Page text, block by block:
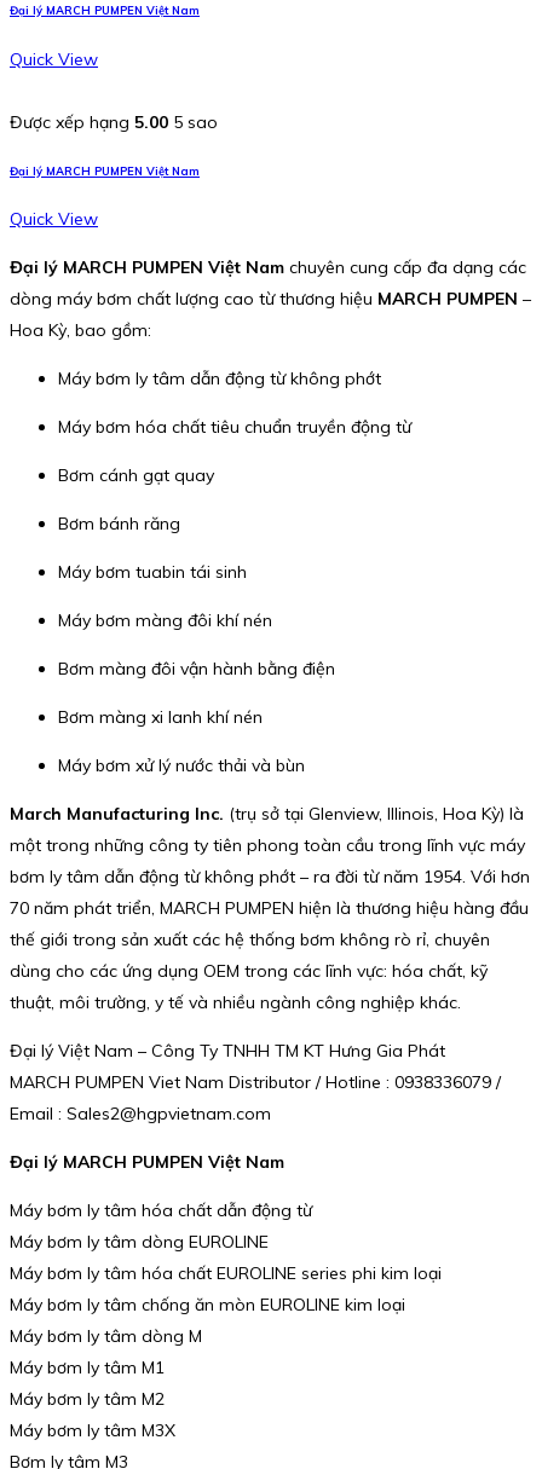
Đại lý MARCH PUMPEN Việt Nam
Quick View
Được xếp hạng 5.00 5 sao
Đại lý MARCH PUMPEN Việt Nam
Quick View
Đại lý MARCH PUMPEN Việt Nam chuyên cung cấp đa dạng các
dòng máy bơm chất lượng cao từ thương hiệu MARCH PUMPEN –
Hoa Kỳ, bao gồm:
Máy bơm ly tâm dẫn động từ không phớt
Máy bơm hóa chất tiêu chuẩn truyền động từ
Bơm cánh gạt quay
Bơm bánh răng
Máy bơm tuabin tái sinh
Máy bơm màng đôi khí nén
Bơm màng đôi vận hành bằng điện
Bơm màng xi lanh khí nén
Máy bơm xử lý nước thải và bùn
March Manufacturing Inc. (trụ sở tại Glenview, Illinois, Hoa Kỳ) là
một trong những công ty tiên phong toàn cầu trong lĩnh vực máy
bơm ly tâm dẫn động từ không phớt – ra đời từ năm 1954. Với hơn
70 năm phát triển, MARCH PUMPEN hiện là thương hiệu hàng đầu
thế giới trong sản xuất các hệ thống bơm không rò rỉ, chuyên
dùng cho các ứng dụng OEM trong các lĩnh vực: hóa chất, kỹ
thuật, môi trường, y tế và nhiều ngành công nghiệp khác.
Đại lý Việt Nam – Công Ty TNHH TM KT Hưng Gia Phát
MARCH PUMPEN Viet Nam Distributor / Hotline : 0938336079 /
Email : Sales2@hgpvietnam.com
Đại lý MARCH PUMPEN Việt Nam
Máy bơm ly tâm hóa chất dẫn động từ
Máy bơm ly tâm dòng EUROLINE
Máy bơm ly tâm hóa chất EUROLINE series phi kim loại
Máy bơm ly tâm chống ăn mòn EUROLINE kim loại
Máy bơm ly tâm dòng M
Máy bơm ly tâm M1
Máy bơm ly tâm M2
Máy bơm ly tâm M3X
Bơm ly tâm M3